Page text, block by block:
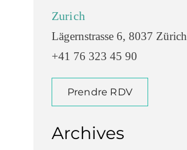
Zurich
Lägernstrasse 6, 8037 Zürich
+41 76 323 45 90
Prendre RDV
Archives